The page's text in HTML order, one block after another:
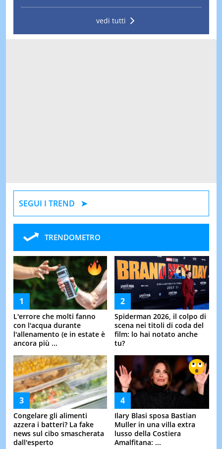
vedi tutti
SEGUI I TREND
TRENDOMETRO
L'errore che molti fanno
con l'acqua durante
l'allenamento (e in estate è
ancora più ...
Spiderman 2026, il colpo di
scena nei titoli di coda del
film: lo hai notato anche
tu?
Congelare gli alimenti
azzera i batteri? La fake
news sul cibo smascherata
dall'esperto
Ilary Blasi sposa Bastian
Muller in una villa extra
lusso della Costiera
Amalfitana: ...